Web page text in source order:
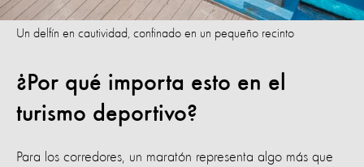
Un delfín en cautividad, confinado en un pequeño recinto
¿Por qué importa esto en el
turismo deportivo?
Para los corredores, un maratón representa algo más que